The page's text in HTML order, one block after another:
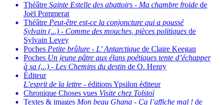
Théâtre Sainte Estelle des abattoirs - Ma chambre froide de
Joël Pommerat
Théâtre Peut-être est-ce la conjoncture qui a poussé
Sylvain (...) - Comme des mouches, pièces politiques de
Sylvain Levey
Poches Petite brûlure - L' Antarctique de Claire Keegan
Poches Un jeune pâtre aux élans poétiques tente d’échapper
à sa (...) - Les Chemins du destin de O. Henry
Éditeur
L’esprit de la lettre - éditions Ypsilon éditeur
Chronique Choses vues Visite chez Tolstoï
Textes & images Mon beau Ghana - Ça l’affiche mal ! de